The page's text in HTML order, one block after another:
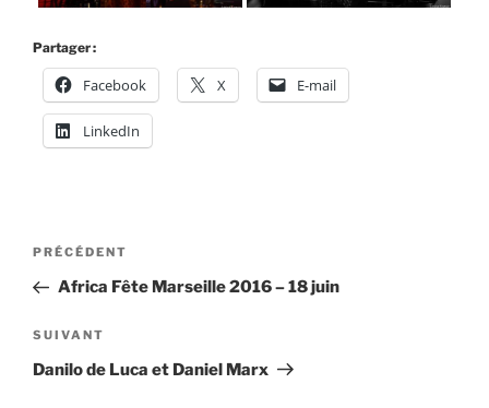
Partager :
Facebook X E-mail
LinkedIn
Navigation
l’article
Article
précédent
PRÉCÉDENT
Africa Fête Marseille 2016 – 18 juin
Article
suivant
SUIVANT
Danilo de Luca et Daniel Marx